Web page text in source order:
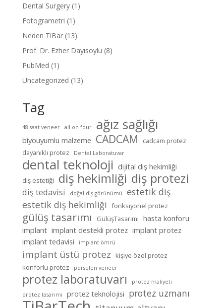
Dental Surgery(1)
Fotogrametri (1)
Neden TiBar(13)
Prof. Dr. Ezher Dayısoylu (8)
PubMed (1)
Uncategorized (13)
Tag
48 saat veneer all on four ağız sağlığı
biyouyumlu malzeme CADCAM
cadcam protez
dayanıklı protez
Dental Laboratuvar
dental teknoloji dijital diş hekimliği
diş estetiği diş hekimliği diş protezi
diş tedavisi doğal diş görünümü
estetik diş
estetik diş hekimliği fonksiyonel protez
gülüş tasarımı GülüşTasarımı hasta konforu
implant implant destekli protez implant protez
implant tedavisi
implant ömrü
implant üstü protez
kişiye özel protez
konforlu protez
porselen veneer
protez laboratuvarı
protez maliyeti
protez tasarımı
protez teknolojisi protez uzmanı